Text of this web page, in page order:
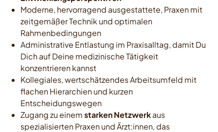
Moderne, hervorragend ausgestattete, Praxen mit
zeitgemäßer Technik und optimalen
Rahmenbedingungen
Administrative Entlastung im Praxisalltag, damit Du
Dich auf Deine medizinische Tätigkeit
konzentrieren kannst
Kollegiales, wertschätzendes Arbeitsumfeld mit
flachen Hierarchien und kurzen
Entscheidungswegen
Zugang zu einemstarken Netzwerkaus
spezialisierten Praxen und Ärzt:innen, das